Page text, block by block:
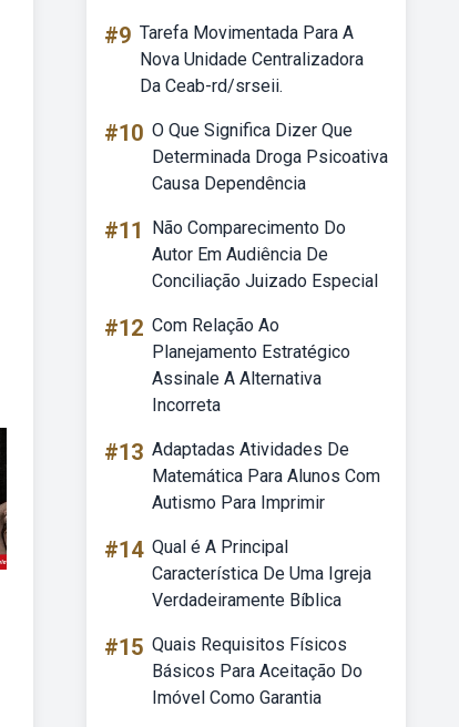
#9 Tarefa Movimentada Para A
Nova Unidade Centralizadora
Da Ceab-rd/srseii.
#10 O Que Significa Dizer Que
Determinada Droga Psicoativa
Causa Dependência
#11
Não Comparecimento Do
Autor Em Audiência De
Conciliação Juizado Especial
#12 Com Relação Ao
Planejamento Estratégico
Assinale A Alternativa
Incorreta
#13 Adaptadas Atividades De
Matemática Para Alunos Com
Autismo Para Imprimir
#14 Qual é A Principal
Característica De Uma Igreja
Verdadeiramente Bíblica
#15 Quais Requisitos Físicos
Básicos Para Aceitação Do
Imóvel Como Garantia